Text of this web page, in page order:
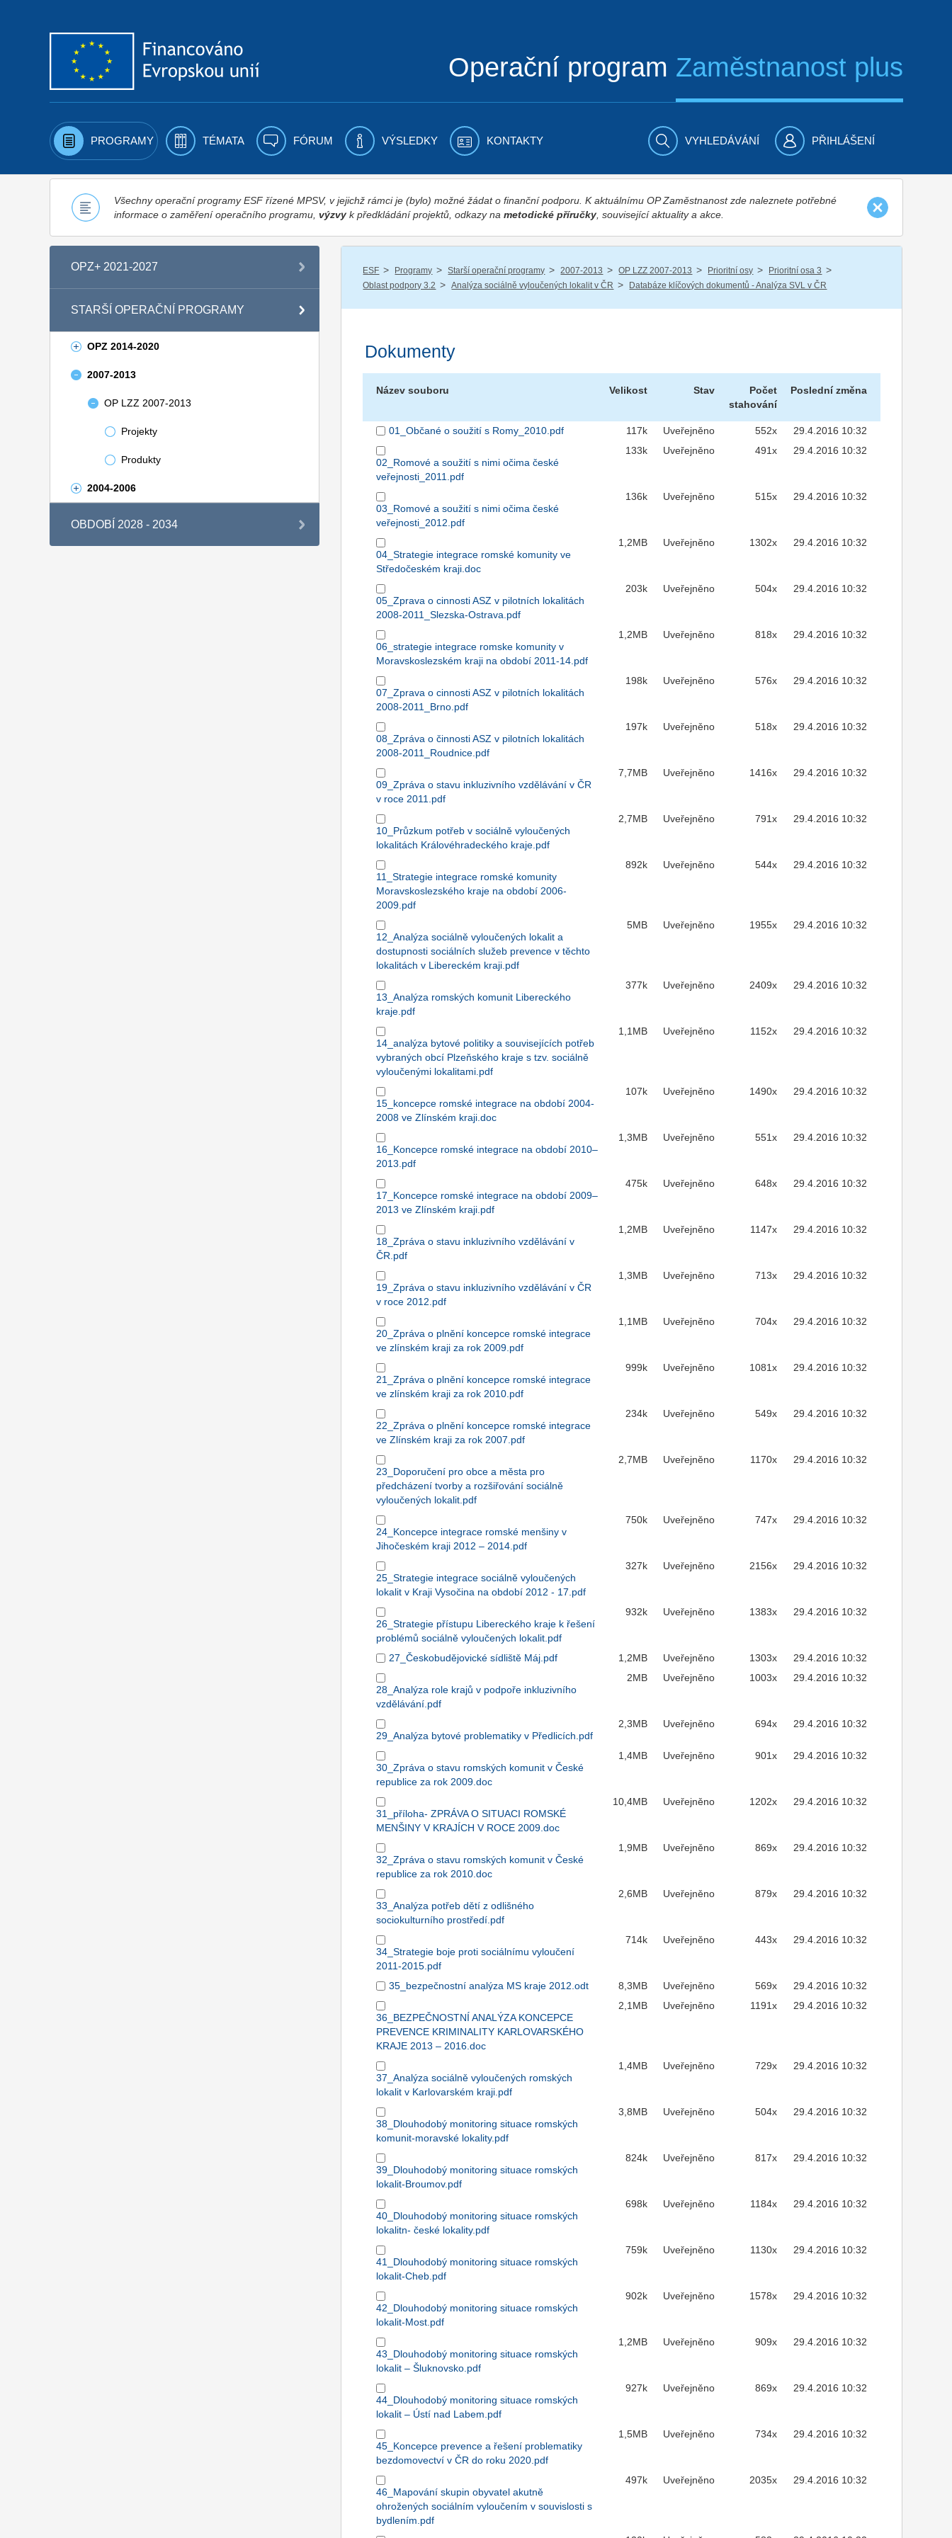
Operační program Zaměstnanost plus
PROGRAMY TÉMATA FÓRUM VÝSLEDKY KONTAKTY VYHLEDÁVÁNÍ PŘIHLÁŠENÍ
Všechny operační programy ESF řízené MPSV, v jejichž rámci je (bylo) možné žádat o finanční podporu. K aktuálnímu OP Zaměstnanost zde naleznete potřebné
informace o zaměření operačního programu, výzvyk předkládání projektů, odkazy na metodické příručky, související aktuality a akce.
OPZ+ 2021-2027
STARŠÍ OPERAČNÍ PROGRAMY
OPZ 2014-2020
2007-2013
OP LZZ 2007-2013
Projekty
Produkty
2004-2006
OBDOBÍ 2028 - 2034
ESF / Programy / Starší operační programy / 2007-2013 / OP LZZ 2007-2013 / Prioritní osy / Prioritní osa 3 /
Oblast podpory 3.2 / Analýza sociálně vyloučených lokalit v ČR / Databáze klíčových dokumentů - Analýza SVL v ČR
Dokumenty
Název souboru Velikost Stav
Počet
stahování
Poslední změna
01_Občané o soužití s Romy_2010.pdf 117k Uveřejněno 552x 29.4.2016 10:32
02_Romové a soužití s nimi očima české
veřejnosti_2011.pdf
133k Uveřejněno 491x 29.4.2016 10:32
03_Romové a soužití s nimi očima české
veřejnosti_2012.pdf
136k Uveřejněno 515x 29.4.2016 10:32
04_Strategie integrace romské komunity ve
Středočeském kraji.doc
1,2MB Uveřejněno 1302x 29.4.2016 10:32
05_Zprava o cinnosti ASZ v pilotních lokalitách
2008-2011_Slezska-Ostrava.pdf
203k Uveřejněno 504x 29.4.2016 10:32
06_strategie integrace romske komunity v
Moravskoslezském kraji na období 2011-14.pdf
1,2MB Uveřejněno 818x 29.4.2016 10:32
07_Zprava o cinnosti ASZ v pilotních lokalitách
2008-2011_Brno.pdf
198k Uveřejněno 576x 29.4.2016 10:32
08_Zpráva o činnosti ASZ v pilotních lokalitách
2008-2011_Roudnice.pdf
197k Uveřejněno 518x 29.4.2016 10:32
09_Zpráva o stavu inkluzivního vzdělávání v ČR
v roce 2011.pdf
7,7MB Uveřejněno 1416x 29.4.2016 10:32
10_Průzkum potřeb v sociálně vyloučených
lokalitách Královéhradeckého kraje.pdf
2,7MB Uveřejněno 791x 29.4.2016 10:32
11_Strategie integrace romské komunity
Moravskoslezského kraje na období 2006-
2009.pdf
892k Uveřejněno 544x 29.4.2016 10:32
12_Analýza sociálně vyloučených lokalit a
dostupnosti sociálních služeb prevence v těchto
lokalitách v Libereckém kraji.pdf
5MB Uveřejněno 1955x 29.4.2016 10:32
13_Analýza romských komunit Libereckého
kraje.pdf
377k Uveřejněno 2409x 29.4.2016 10:32
14_analýza bytové politiky a souvisejících potřeb
vybraných obcí Plzeňského kraje s tzv. sociálně
vyloučenými lokalitami.pdf
1,1MB Uveřejněno 1152x 29.4.2016 10:32
15_koncepce romské integrace na období 2004-
2008 ve Zlínském kraji.doc
107k Uveřejněno 1490x 29.4.2016 10:32
16_Koncepce romské integrace na období 2010–
2013.pdf
1,3MB Uveřejněno 551x 29.4.2016 10:32
17_Koncepce romské integrace na období 2009–
2013 ve Zlínském kraji.pdf
475k Uveřejněno 648x 29.4.2016 10:32
18_Zpráva o stavu inkluzivního vzdělávání v
ČR.pdf
1,2MB Uveřejněno 1147x 29.4.2016 10:32
19_Zpráva o stavu inkluzivního vzdělávání v ČR
v roce 2012.pdf
1,3MB Uveřejněno 713x 29.4.2016 10:32
20_Zpráva o plnění koncepce romské integrace
ve zlínském kraji za rok 2009.pdf
1,1MB Uveřejněno 704x 29.4.2016 10:32
21_Zpráva o plnění koncepce romské integrace
ve zlínském kraji za rok 2010.pdf
999k Uveřejněno 1081x 29.4.2016 10:32
22_Zpráva o plnění koncepce romské integrace
ve Zlínském kraji za rok 2007.pdf
234k Uveřejněno 549x 29.4.2016 10:32
23_Doporučení pro obce a města pro
předcházení tvorby a rozšiřování sociálně
vyloučených lokalit.pdf
2,7MB Uveřejněno 1170x 29.4.2016 10:32
24_Koncepce integrace romské menšiny v
Jihočeském kraji 2012 – 2014.pdf
750k Uveřejněno 747x 29.4.2016 10:32
25_Strategie integrace sociálně vyloučených
lokalit v Kraji Vysočina na období 2012 - 17.pdf
327k Uveřejněno 2156x 29.4.2016 10:32
26_Strategie přístupu Libereckého kraje k řešení
problémů sociálně vyloučených lokalit.pdf
932k Uveřejněno 1383x 29.4.2016 10:32
27_Českobudějovické sídliště Máj.pdf 1,2MB Uveřejněno 1303x 29.4.2016 10:32
28_Analýza role krajů v podpoře inkluzivního
vzdělávání.pdf
2MB Uveřejněno 1003x 29.4.2016 10:32
29_Analýza bytové problematiky v Předlicích.pdf
2,3MB Uveřejněno 694x 29.4.2016 10:32
30_Zpráva o stavu romských komunit v České
republice za rok 2009.doc
1,4MB Uveřejněno 901x 29.4.2016 10:32
31_příloha- ZPRÁVA O SITUACI ROMSKÉ
MENŠINY V KRAJÍCH V ROCE 2009.doc
10,4MB Uveřejněno 1202x 29.4.2016 10:32
32_Zpráva o stavu romských komunit v České
republice za rok 2010.doc
1,9MB Uveřejněno 869x 29.4.2016 10:32
33_Analýza potřeb dětí z odlišného
sociokulturního prostředí.pdf
2,6MB Uveřejněno 879x 29.4.2016 10:32
34_Strategie boje proti sociálnímu vyloučení
2011-2015.pdf
714k Uveřejněno 443x 29.4.2016 10:32
35_bezpečnostní analýza MS kraje 2012.odt 8,3MB Uveřejněno 569x 29.4.2016 10:32
36_BEZPEČNOSTNÍ ANALÝZA KONCEPCE
PREVENCE KRIMINALITY KARLOVARSKÉHO
KRAJE 2013 – 2016.doc
2,1MB Uveřejněno 1191x 29.4.2016 10:32
37_Analýza sociálně vyloučených romských
lokalit v Karlovarském kraji.pdf
1,4MB Uveřejněno 729x 29.4.2016 10:32
38_Dlouhodobý monitoring situace romských
komunit-moravské lokality.pdf
3,8MB Uveřejněno 504x 29.4.2016 10:32
39_Dlouhodobý monitoring situace romských
lokalit-Broumov.pdf
824k Uveřejněno 817x 29.4.2016 10:32
40_Dlouhodobý monitoring situace romských
lokalitn- české lokality.pdf
698k Uveřejněno 1184x 29.4.2016 10:32
41_Dlouhodobý monitoring situace romských
lokalit-Cheb.pdf
759k Uveřejněno 1130x 29.4.2016 10:32
42_Dlouhodobý monitoring situace romských
lokalit-Most.pdf
902k Uveřejněno 1578x 29.4.2016 10:32
43_Dlouhodobý monitoring situace romských
lokalit – Šluknovsko.pdf
1,2MB Uveřejněno 909x 29.4.2016 10:32
44_Dlouhodobý monitoring situace romských
lokalit – Ústí nad Labem.pdf
927k Uveřejněno 869x 29.4.2016 10:32
45_Koncepce prevence a řešení problematiky
bezdomovectví v ČR do roku 2020.pdf
1,5MB Uveřejněno 734x 29.4.2016 10:32
46_Mapování skupin obyvatel akutně
ohrožených sociálním vyloučením v souvislosti s
bydlením.pdf
497k Uveřejněno 2035x 29.4.2016 10:32